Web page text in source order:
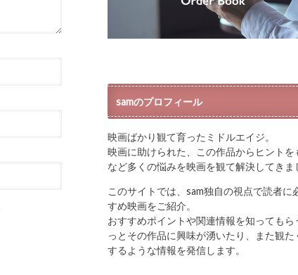
samのプロフィール
映画ばかり観て育ったミドルエイジ。
映画に助けられた、この作品からヒントを
など多くの悩みを映画を観て解決してきま
このサイトでは、sam独自の視点で読者に
すめ映画をご紹介。
おすすめポイントや関連情報を知ってもら
っとその作品に興味が湧いたり、また観た
するような情報を発信します。